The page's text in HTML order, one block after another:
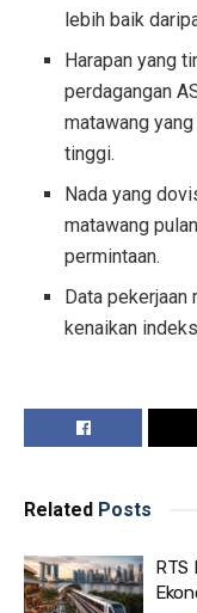
lebih baik
Harapan yang
perdagangan
matawang
tinggi.
Nada yang
matawang
permintaan.
Data
kenaikan
Related Posts
RTS